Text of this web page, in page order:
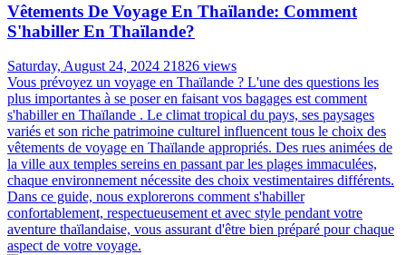
Vêtements De Voyage En Thaïlande: Comment
S'habiller En Thaïlande?
Saturday, August 24, 2024 21826 views
Vous prévoyez un voyage en Thaïlande ? L'une des questions les
plus importantes à se poser en faisant vos bagages est comment
s'habiller en Thaïlande . Le climat tropical du pays, ses paysages
variés et son riche patrimoine culturel influencent tous le choix des
vêtements de voyage en Thaïlande appropriés. Des rues animées de
la ville aux temples sereins en passant par les plages immaculées,
chaque environnement nécessite des choix vestimentaires différents.
Dans ce guide, nous explorerons comment s'habiller
confortablement, respectueusement et avec style pendant votre
aventure thaïlandaise, vous assurant d'être bien préparé pour chaque
aspect de votre voyage.